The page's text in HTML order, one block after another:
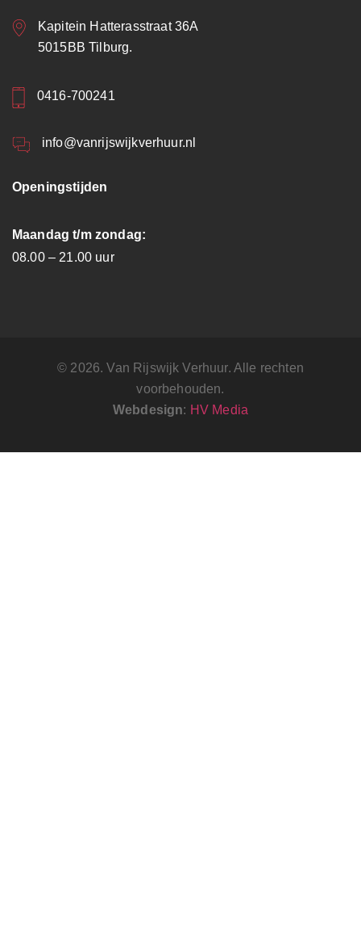
Kapitein Hatterasstraat 36A
5015BB Tilburg.
0416-700241
info@vanrijswijkverhuur.nl
Openingstijden
Maandag t/m zondag:
08.00 – 21.00 uur
© 2026. Van Rijswijk Verhuur. Alle rechten
voorbehouden.
Webdesign: HV Media